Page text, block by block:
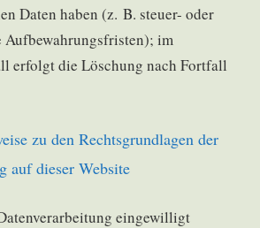
Daten haben (z. B. steuer- oder
Aufbewahrungsfristen); im
erfolgt die Löschung nach Fortfall
zu den Rechtsgrundlagen der
auf dieser Website
eingewilligt